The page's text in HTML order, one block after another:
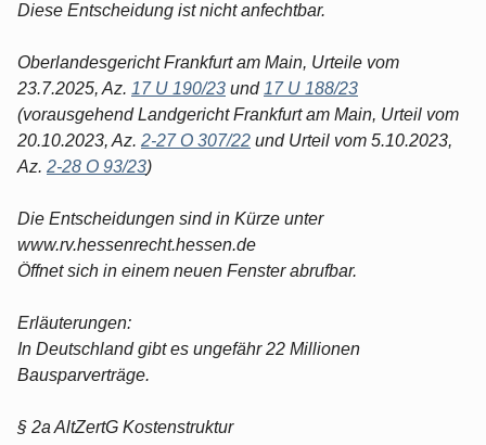
Diese Entscheidung ist nicht anfechtbar.
Oberlandesgericht Frankfurt am Main, Urteile vom
23.7.2025, Az. 17 U 190/23 und 17 U 188/23
(vorausgehend Landgericht Frankfurt am Main, Urteil vom
20.10.2023, Az. 2-27 O 307/22 und Urteil vom 5.10.2023,
Az. 2-28 O 93/23)
Die Entscheidungen sind in Kürze unter
www.rv.hessenrecht.hessen.de
Öffnet sich in einem neuen Fenster abrufbar.
Erläuterungen:
In Deutschland gibt es ungefähr 22 Millionen
Bausparverträge.
§ 2a AltZertG Kostenstruktur